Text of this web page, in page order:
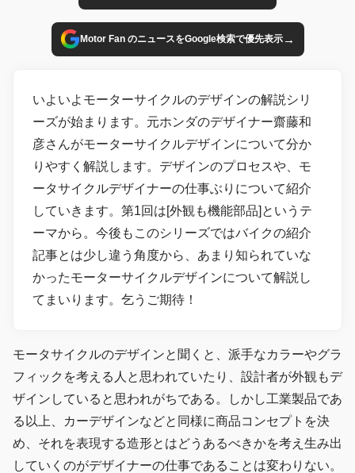
Motor Fan のニュースをGoogle検索で優先表示→
いよいよモーターサイクルのデザインの解説シリ
ーズが始まります。元ホンダのデザイナー齋藤和
彦さんがモーターサイクルデザインについて分か
りやすく解説します。デザインのプロセスや、モ
ータサイクルデザイナーの仕事ぶりについて紹介
していきます。第1回は[外観も機能部品]というテ
ーマから。今後もこのシリーズではバイクの紹介
記事とは少し違う角度から、あまり知られていな
かったモーターサイクルデザインについて解説し
てまいります。乞うご期待！
モータサイクルのデザインと聞くと、派手なカラーやグラ
フィックを考える人と思われていたり、設計者が外観もデ
ザインしていると思われがちである。しかし工業製品であ
る以上、カーデザインなどと同様に商品コンセプトを決
め、それを表現する造形とはどうあるべきかを考え生み出
していくのがデザイナーの仕事であることは変わりない。